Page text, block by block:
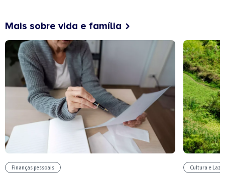
Mais sobre vida e família
Finanças pessoais Cultura e